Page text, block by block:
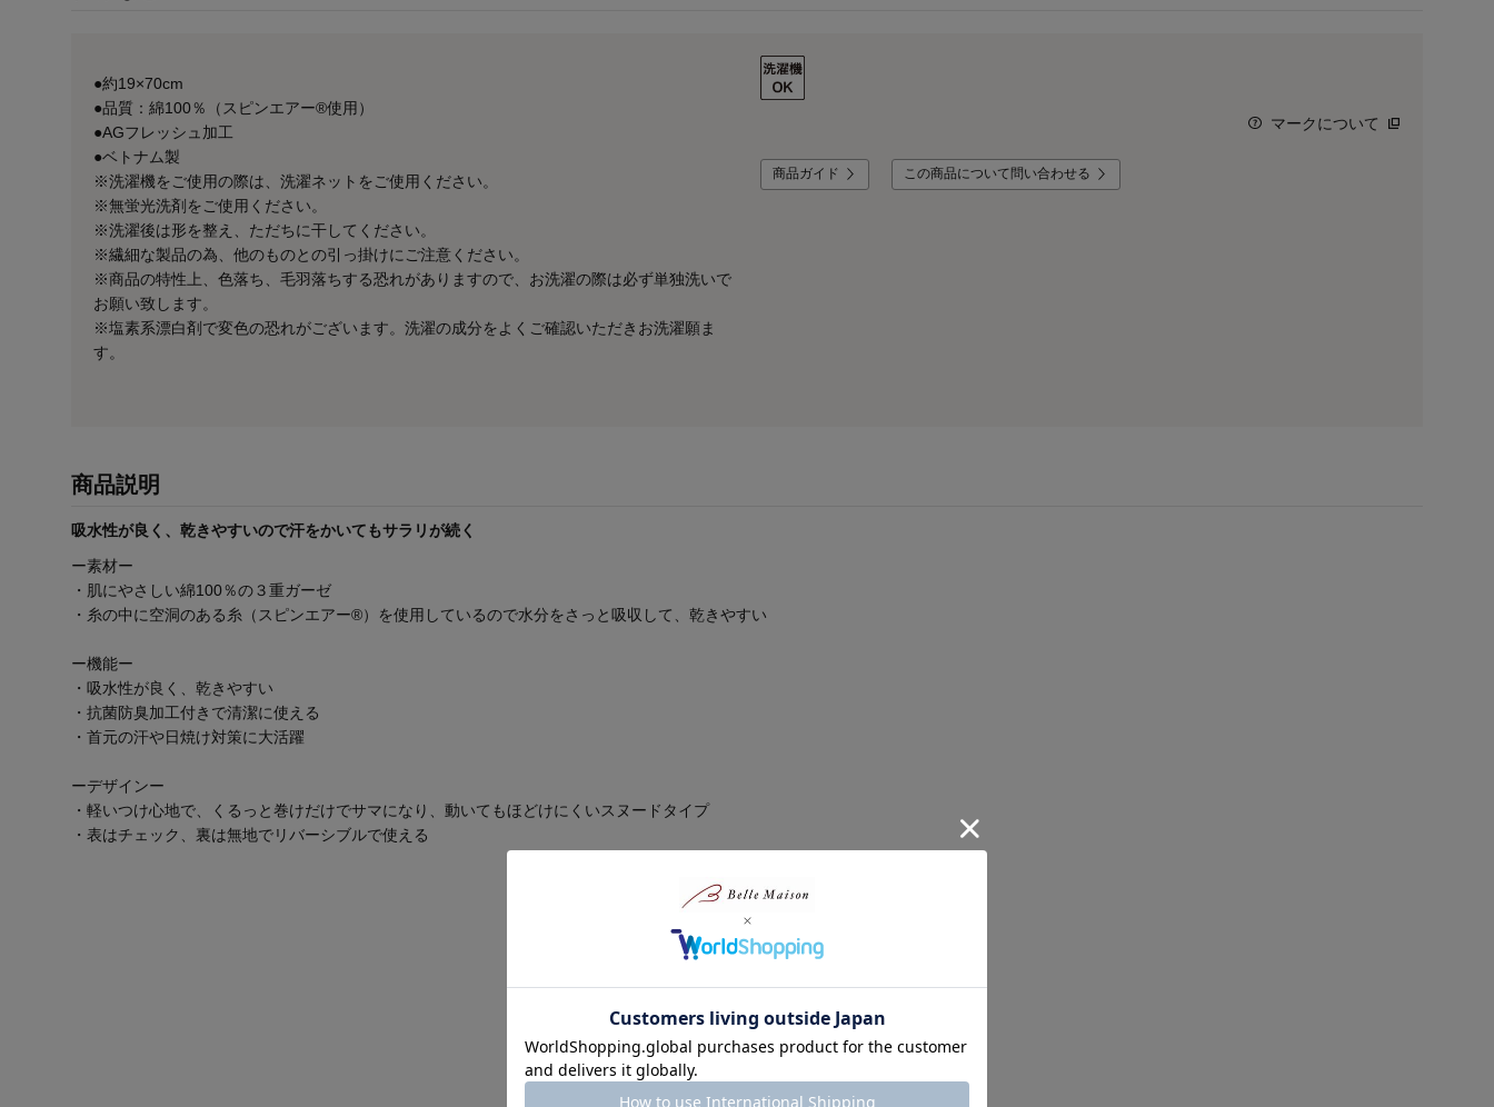
●約19×70cm
●品質：綿100％（スピンエアー®使用）
●AGフレッシュ加工
●ベトナム製
※洗濯機をご使用の際は、洗濯ネットをご使用ください。
※無蛍光洗剤をご使用ください。
※洗濯後は形を整え、ただちに干してください。
※繊細な製品の為、他のものとの引っ掛けにご注意ください。
※商品の特性上、色落ち、毛羽落ちする恐れがありますので、お洗濯の際は必ず単独洗いで
お願い致します。
※塩素系漂白剤で変色の恐れがございます。洗濯の成分をよくご確認いただきお洗濯願ま
す。
マークについて
商品ガイド この商品について問い合わせる
商品説明
吸水性が良く、乾きやすいので汗をかいてもサラリが続く
ー素材ー
・肌にやさしい綿100％の３重ガーゼ
・糸の中に空洞のある糸（スピンエアー®）を使用しているので水分をさっと吸収して、乾きやすい
ー機能ー
・吸水性が良く、乾きやすい
・抗菌防臭加工付きで清潔に使える
・首元の汗や日焼け対策に大活躍
ーデザインー
・軽いつけ心地で、くるっと巻けだけでサマになり、動いてもほどけにくいスヌードタイプ
・表はチェック、裏は無地でリバーシブルで使える